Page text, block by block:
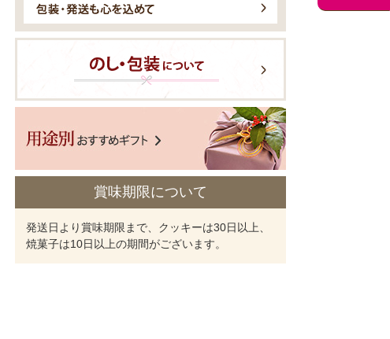
賞味期限について
発送日より賞味期限まで、クッキーは30日以上、
焼菓子は10日以上の期間がございます。